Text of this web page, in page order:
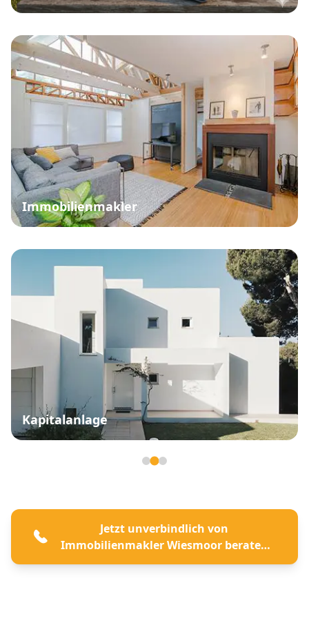
Immobilienmakler
Kapitalanlage
Jetzt unverbindlich von
Immobilienmakler Wiesmoor beraten
lassen